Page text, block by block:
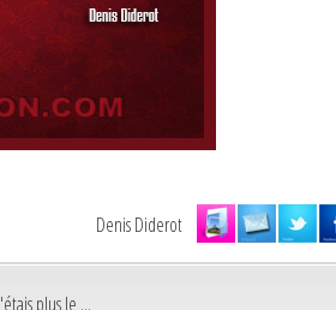
Denis Diderot
plus le ...